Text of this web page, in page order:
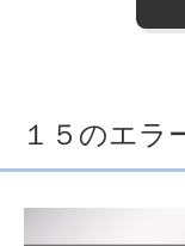
１５のエラ